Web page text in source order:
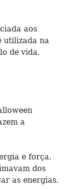
aos
utilizada na
de vida.
a
e força.
dos
as energias.